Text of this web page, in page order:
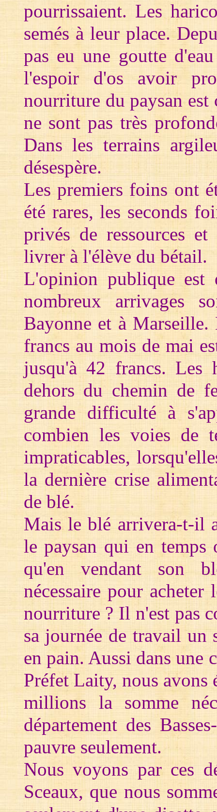
pourrissaient. Les
semés à leur place.
pas eu une goutte
l'espoir d'os avoir
nourriture du paysan
ne sont pas très
Dans les terrains
désespère.
Les premiers foins ont
été rares, les seconds
privés de ressources
livrer à l'élève du bétail.
L'opinion publique est
nombreux arrivages
Bayonne et à
francs au mois de mai
jusqu'à 42 francs. Les
dehors du chemin de
grande difficulté à
combien les voies de
impraticables,
la dernière crise
de blé.
Mais le blé arrivera-t-il
le paysan qui en temps
qu'en vendant son
nécessaire pour acheter
nourriture ? Il n'est pas
sa journée de travail
en pain. Aussi dans une
Préfet Laity, nous avons
millions la somme
département des
pauvre seulement.
Nous voyons par ces
Sceaux, que nous